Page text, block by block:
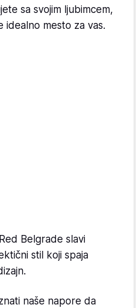
sa svojim ljubimcem,
idealno mesto za vas.
Belgrade slavi
stil koji spaja
naše napore da